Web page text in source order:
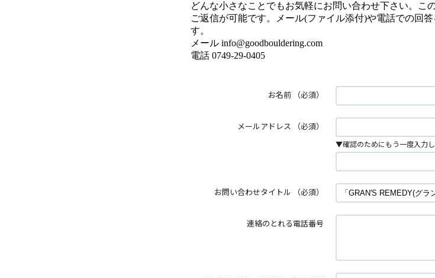
どんな小さなことでもお気軽にお問い合わせ下さい。こ
ご返信が可能です。メール(ファイル添付)や電話での回
す。
メール info@goodbouldering.com
電話 0749-29-0405
お名前 （必須）
メールアドレス （必須）
▼確認のためにもう一度入力し
お問い合わせタイトル （必須）
連絡のとれる電話番号